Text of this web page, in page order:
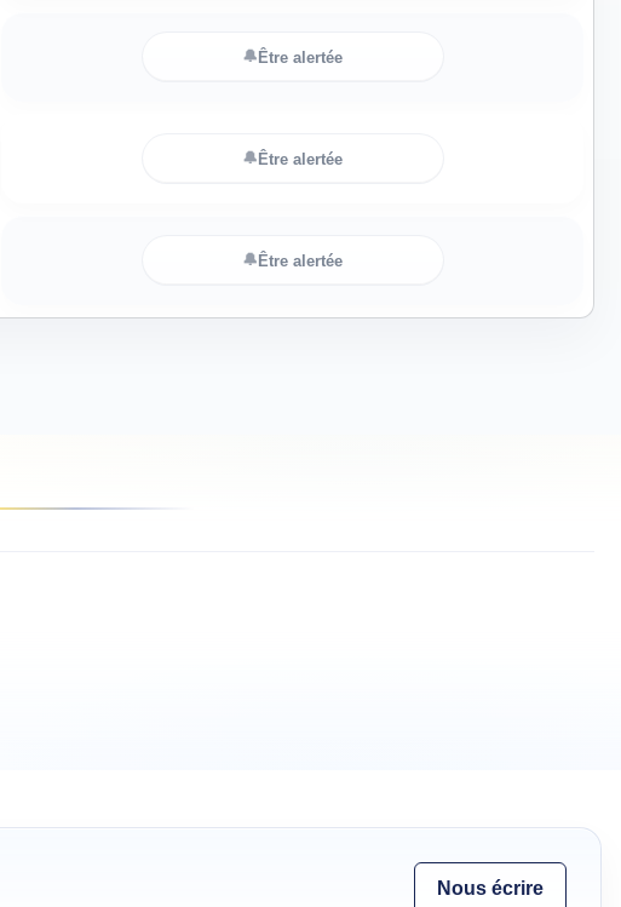
🔔Être alertée
🔔Être alertée
🔔Être alertée
Nous écrire